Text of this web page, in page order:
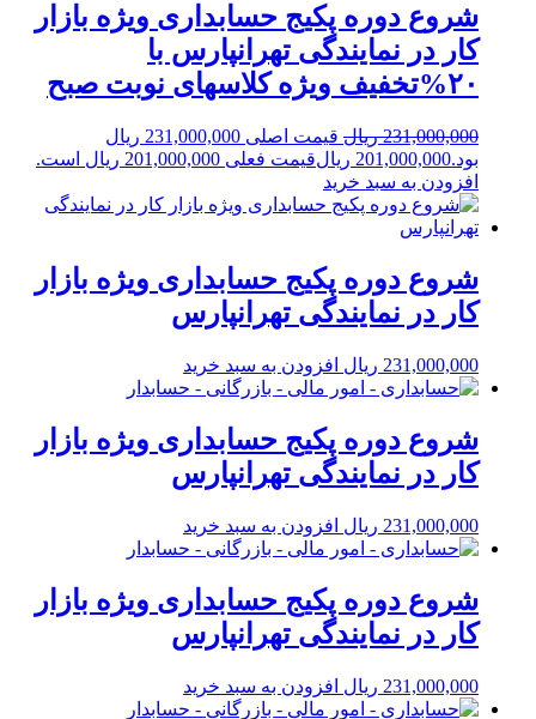
شروع دوره پکیج حسابداری ویژه بازار
کار در نمایندگی تهرانپارس با
۲۰%تخفیف ویژه کلاسهای نوبت صبح
231,000,000 ریال
قیمت اصلی 231,000,000 ریال
بود.201,000,000 ریالقیمت فعلی 201,000,000 ریال است.
افزودن به سبد خرید
شروع دوره پکیج حسابداری ویژه بازار
کار در نمایندگی تهرانپارس
231,000,000 ریال افزودن به سبد خرید
شروع دوره پکیج حسابداری ویژه بازار
کار در نمایندگی تهرانپارس
231,000,000 ریال افزودن به سبد خرید
شروع دوره پکیج حسابداری ویژه بازار
کار در نمایندگی تهرانپارس
231,000,000 ریال افزودن به سبد خرید